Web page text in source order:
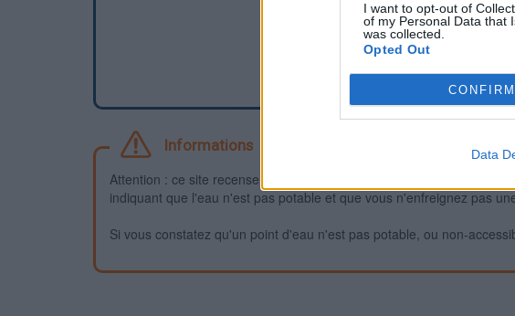
I want to opt-out of
of my Personal Data that
was collected.
Opted Out
CONFIRM
Data
Informations
Attention : ce site recense des points d'eau dont la fiabilité ne peut
indiquant que l'eau n'est pas potable et que vous n'enfreignez pas
Si vous constatez qu'un point d'eau n'est pas potable, ou non-